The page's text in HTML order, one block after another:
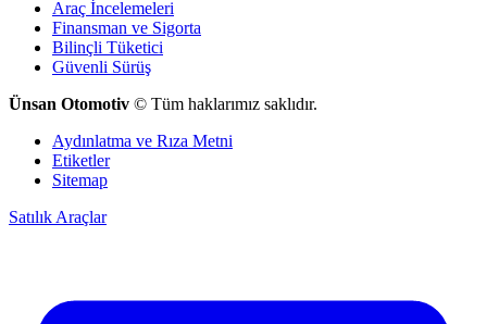
Araç İncelemeleri
Finansman ve Sigorta
Bilinçli Tüketici
Güvenli Sürüş
Ünsan Otomotiv © Tüm haklarımız saklıdır.
Aydınlatma ve Rıza Metni
Etiketler
Sitemap
Satılık Araçlar